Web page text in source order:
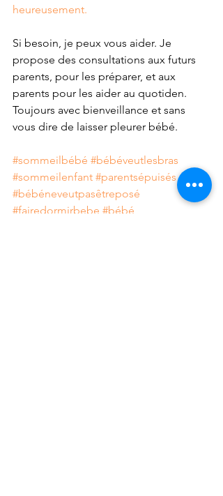
heureusement.
Si besoin, je peux vous aider. Je
propose des consultations aux futurs
parents, pour les préparer, et aux
parents pour les aider au quotiden.
Toujours avec bienveillance et sans
vous dire de laisser pleurer bébé.
#sommeilbébé #bébéveutlesbras
#sommeilenfant #parentsépuisés
#bébéneveutpasêtreposé
#fairedormirbebe #bébé